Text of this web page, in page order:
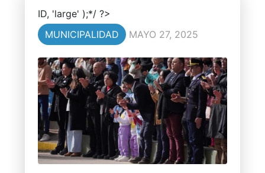
ID, 'large' );*/ ?>
MUNICIPALIDAD
MAYO 27, 2025